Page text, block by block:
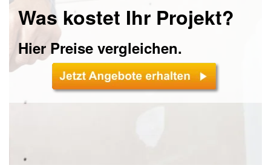
Was kostet Ihr Projekt?
Hier Preise vergleichen.